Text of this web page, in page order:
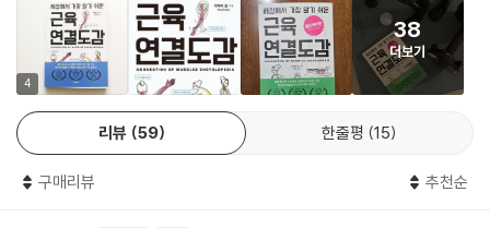
저자는 《아나토미 트레인(Anatomy Trains)》이라는 책을 접한 뒤 근막
이 중요하다는 사실을 깨달았다. 이후 근막에 대해 제대로 배우고 싶은 마
음에 미국 아이다 롤프 교육원(Dr. Ida Rolf Institute)으로 건너가 730
시간에 이르는 다양한 정규 교육을 이수한 뒤 롤핑 요법사(Rolfer)가 되었
다. 근막 이론의 고전인 《아나토미 트레인》은 당시 생소했던 근막 및 근막
사, 요가 및 필라테스 지도자, 몸을 사용하는 다양한 업계 종사자들에게 필
4
38
더보기
리뷰 59 한줄평 15
구매리뷰 추천순